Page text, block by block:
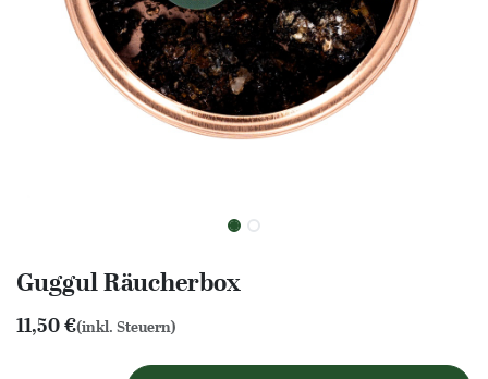
Guggul Räucherbox
11,50€(inkl. Steuern)